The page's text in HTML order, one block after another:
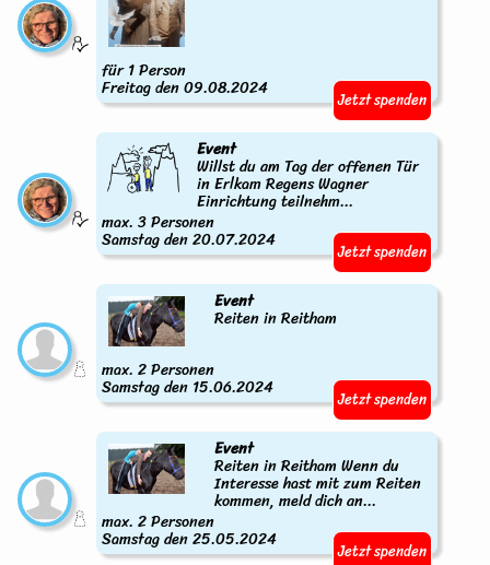
für 1 Person
Freitag den 09.08.2024 Jetzt spenden
Event
Willst du am Tag der offenen Tür
in Erlkam Regens Wagner
Einrichtung teilnehm...
max. 3 Personen
Samstag den 20.07.2024 Jetzt spenden
Event
Reiten in Reitham
max. 2 Personen
Samstag den 15.06.2024 Jetzt spenden
Event
Reiten in Reitham Wenn du
Interesse hast mit zum Reiten
kommen, meld dich an...
max. 2 Personen
Samstag den 25.05.2024 Jetzt spenden